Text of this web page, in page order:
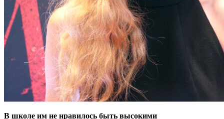
В школе им не нравилось быть высокими